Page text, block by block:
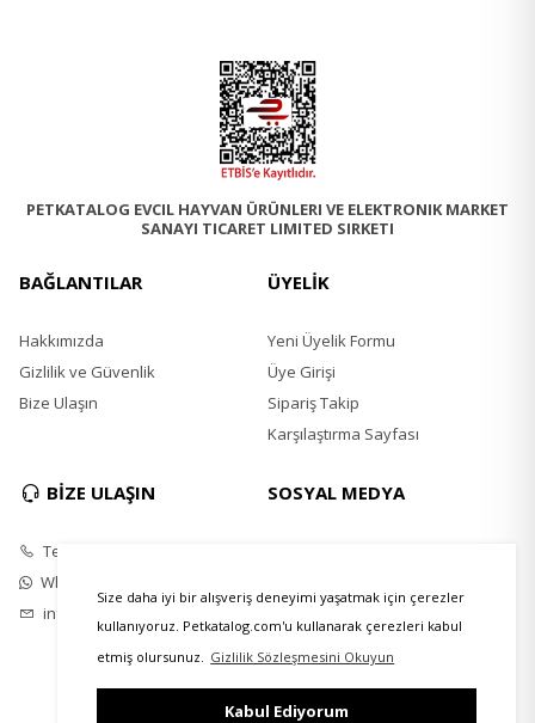
Size daha iyi bir alışveriş deneyimi yaşatmak için çerezler
kullanıyoruz. Petkatalog.com'u kullanarak çerezleri kabul
etmiş olursunuz. Gizlilik Sözleşmesini Okuyun
Kabul Ediyorum
PETKATALOG EVCIL HAYVAN ÜRÜNLERI VE ELEKTRONIK MARKET
SANAYI TICARET LIMITED SIRKETI
BAĞLANTILAR
Hakkımızda
Gizlilik ve Güvenlik
Bize Ulaşın
ÜYELİK
Yeni Üyelik Formu
Üye Girişi
Sipariş Takip
Karşılaştırma Sayfası
BİZE ULAŞIN
Telefon
Whatsapp
info@petkatalog.com
SOSYAL MEDYA
Youtube